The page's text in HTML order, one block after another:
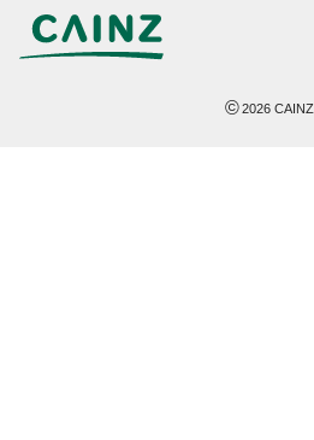
©2026 CAINZ